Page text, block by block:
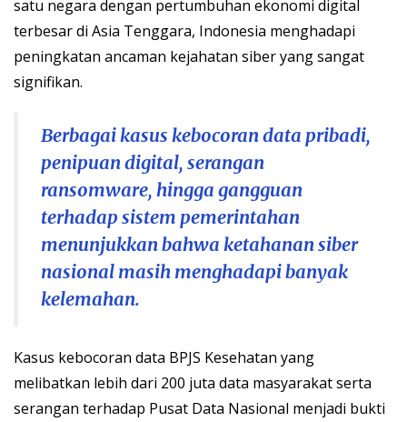
satu negara dengan pertumbuhan ekonomi digital
terbesar di Asia Tenggara, Indonesia menghadapi
peningkatan ancaman kejahatan siber yang sangat
signifikan.
Berbagai kasus kebocoran data pribadi,
penipuan digital, serangan
ransomware, hingga gangguan
terhadap sistem pemerintahan
menunjukkan bahwa ketahanan siber
nasional masih menghadapi banyak
kelemahan.
Kasus kebocoran data BPJS Kesehatan yang
melibatkan lebih dari 200 juta data masyarakat serta
serangan terhadap Pusat Data Nasional menjadi bukti